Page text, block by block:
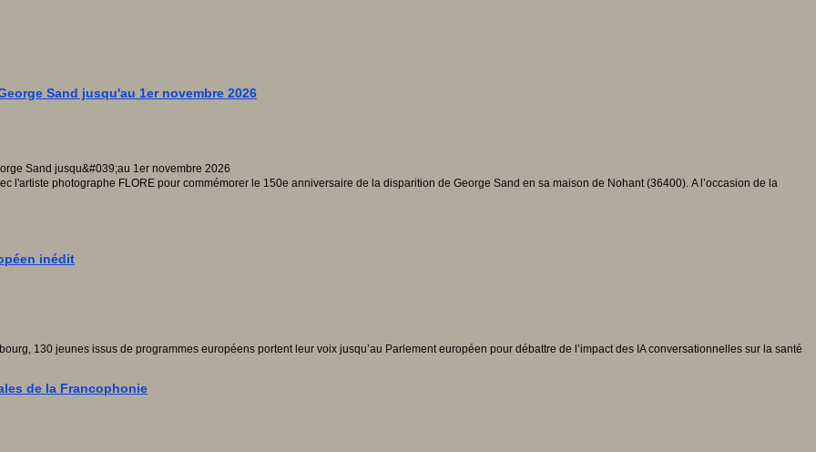
Sand jusqu'au 1er novembre 2026
l'artiste photographe FLORE pour commémorer le 150e anniversaire de la disparition de George Sand en sa maison de Nohant (36400). A l’occasion de la
inédit
130 jeunes issus de programmes européens portent leur voix jusqu’au Parlement européen pour débattre de l’impact des IA conversationnelles sur la santé
de la Francophonie